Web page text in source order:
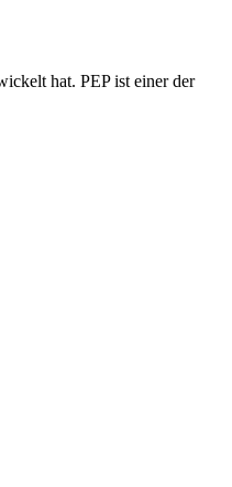
hat. PEP ist einer der